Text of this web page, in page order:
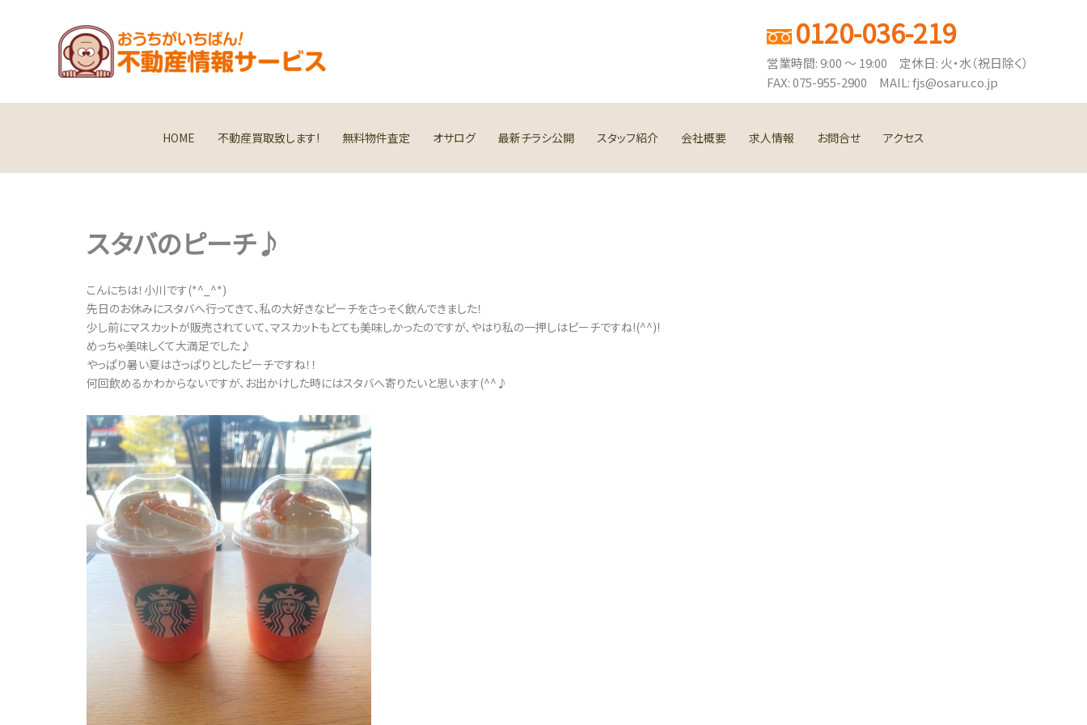
ッ
0120-036-219
営業時間: 9:00 ～ 19:00 定休日: 火・水（祝日除く）
FAX: 075-955-2900 MAIL: fjs@osaru.co.jp
HOME 不動産買取致します! 無料物件査定 オサログ 最新チラシ公開 スタッフ紹介 会社概要 求人情報 お問合せ アクセス
スタバのピーチ♪
こんにちは！小川です(*^_^*)
先日のお休みにスタバへ行ってきて、私の大好きなピーチをさっそく飲んできました！
少し前にマスカットが販売されていて、マスカットもとても美味しかったのですが、やはり私の一押しはピーチですね!(^^)!
めっちゃ美味しくて大満足でした♪
やっぱり暑い夏はさっぱりとしたピーチですね！！
何回飲めるかわからないですが、お出かけした時にはスタバへ寄りたいと思います(^^♪